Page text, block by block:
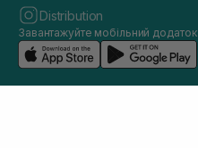
Distribution
Завантажуйте мобільний додаток